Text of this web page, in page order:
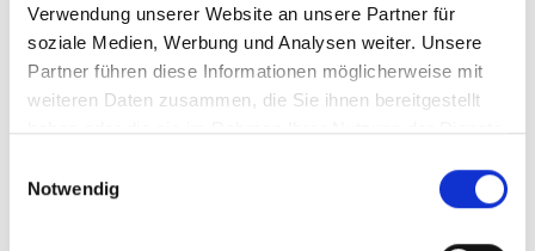
Verwendung unserer Website an unsere Partner für
soziale Medien, Werbung und Analysen weiter. Unsere
Partner führen diese Informationen möglicherweise mit
weiteren Daten zusammen, die Sie ihnen bereitgestellt
haben oder die sie im Rahmen Ihrer Nutzung der Dienste
Notwendig
ÄHNLICHE PRODUKTE